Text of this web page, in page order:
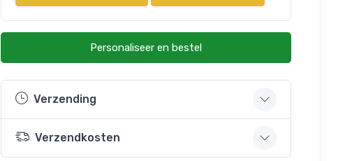
Personaliseer en bestel
Verzending
Verzendkosten